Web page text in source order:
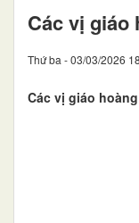
Các vị giáo
Thứ ba - 03/03/2026
Các vị giáo